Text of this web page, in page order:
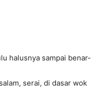
halusnya sampai benar-
serai, di dasar wok